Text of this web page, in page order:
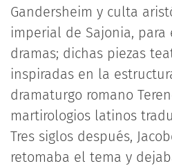
Gandersheim y culta
imperial de Sajonia,
dramas; dichas piezas
inspiradas en la
dramaturgo romano
martirologios latinos
Tres siglos después,
retomaba el tema y